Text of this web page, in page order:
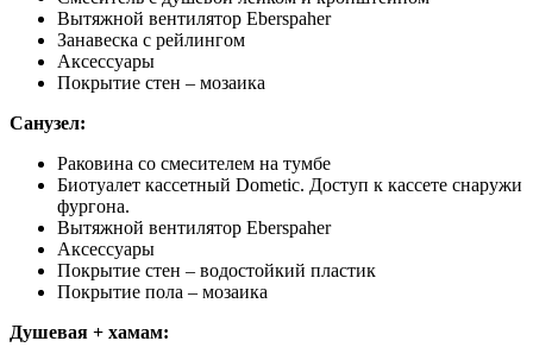
Вытяжной вентилятор Eberspaher
Занавеска с рейлингом
Аксессуары
Покрытие стен – мозаика
Санузел:
Раковина со смесителем на тумбе
Биотуалет кассетный Dometic. Доступ к кассете снаружи
фургона.
Вытяжной вентилятор Eberspaher
Аксессуары
Покрытие стен – водостойкий пластик
Покрытие пола – мозаика
Душевая + хамам: